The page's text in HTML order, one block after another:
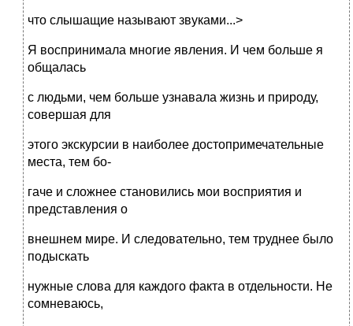
что слышащие называют звуками...>
Я воспринимала многие явления. И чем больше я
общалась
с людьми, чем больше узнавала жизнь и природу,
совершая для
этого экскурсии в наиболее достопримечательные
места, тем бо-
гаче и сложнее становились мои восприятия и
представления о
внешнем мире. И следовательно, тем труднее было
подыскать
нужные слова для каждого факта в отдельности. Не
сомневаюсь,